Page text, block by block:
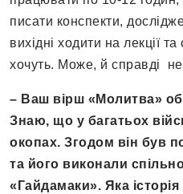
писати конспекти,
вихідні ходити на лекції
хочуть. Може, й справді
– Ваш вірш «Молитва»
Знаю, що у багатьох
окопах. Згодом він був
та його виконали
«Гайдамаки». Яка